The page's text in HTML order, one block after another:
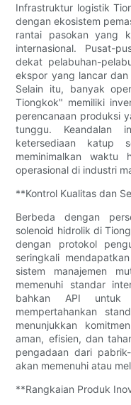
Infrastruktur logistik
dengan ekosistem
rantai pasokan yang
internasional. Pusat-
dekat pelabuhan-
ekspor yang lancar
Selain itu, banyak
Tiongkok" memiliki
perencanaan produksi
tunggu. Keandalan
ketersediaan katup
meminimalkan waktu
operasional di industri
**Kontrol Kualitas dan
Berbeda dengan
solenoid hidrolik di
dengan protokol
seringkali
sistem manajemen
memenuhi standar
bahkan API untuk
mempertahankan
menunjukkan
aman, efisien, dan
pengadaan dari
akan memenuhi atau
**Rangkaian Produk